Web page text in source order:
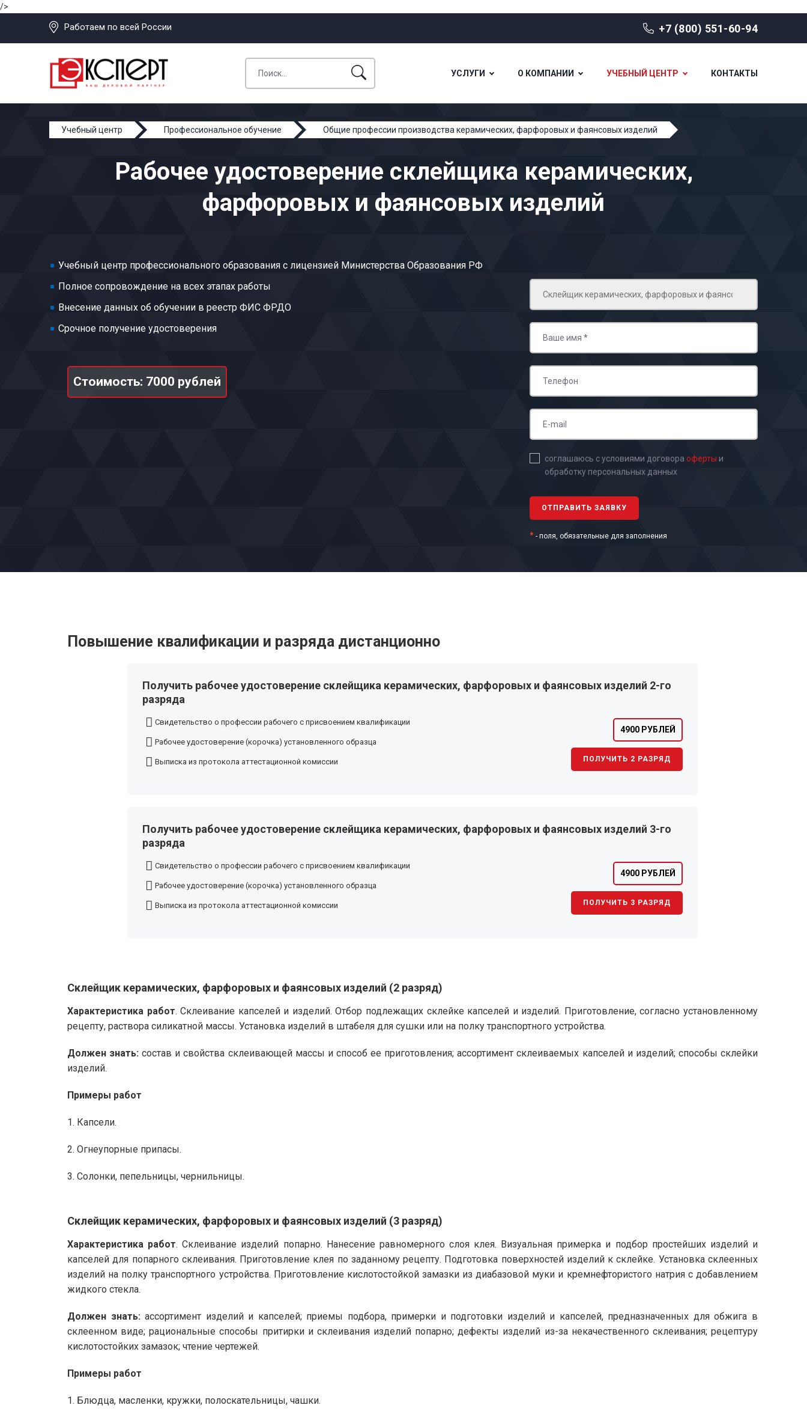
/>
Работаем по всей России +7 (800) 551-60-94
УСЛУГИ О КОМПАНИИ УЧЕБНЫЙ ЦЕНТР КОНТАКТЫ
Учебный центр Профессиональное обучение
Общие профессии производства керамических, фарфоровых и фаянсовых изделий
Рабочее удостоверение склейщика керамических,
фарфоровых и фаянсовых изделий
Учебный центр профессионального образования с лицензией Министерства Образования РФ
Полное сопровождение на всех этапах работы
Внесение данных об обучении в реестр ФИС ФРДО
Срочное получение удостоверения
Стоимость: 7000 рублей
соглашаюсь с условиями договора оферты и
обработку персональных данных
* - поля, обязательные для заполнения
Повышение квалификации и разряда дистанционно
Получить рабочее удостоверение склейщика керамических, фарфоровых и фаянсовых изделий 2-го
разряда
Свидетельство о профессии рабочего с присвоением квалификации
Рабочее удостоверение (корочка) установленного образца
Выписка из протокола аттестационной комиссии
4900 РУБЛЕЙ
ПОЛУЧИТЬ 2 РАЗРЯД
Получить рабочее удостоверение склейщика керамических, фарфоровых и фаянсовых изделий 3-го
разряда
Свидетельство о профессии рабочего с присвоением квалификации
Рабочее удостоверение (корочка) установленного образца
Выписка из протокола аттестационной комиссии
4900 РУБЛЕЙ
ПОЛУЧИТЬ 3 РАЗРЯД
Склейщик керамических, фарфоровых и фаянсовых изделий (2 разряд)
Характеристика работ. Склеивание капселей и изделий. Отбор подлежащих склейке капселей и изделий. Приготовление, согласно установленному
рецепту, раствора силикатной массы. Установка изделий в штабеля для сушки или на полку транспортного устройства.
Должен знать: состав и свойства склеивающей массы и способ ее приготовления; ассортимент склеиваемых капселей и изделий; способы склейки
изделий.
Примеры работ
1. Капсели.
2. Огнеупорные припасы.
3. Солонки, пепельницы, чернильницы.
Склейщик керамических, фарфоровых и фаянсовых изделий (3 разряд)
Характеристика работ. Склеивание изделий попарно. Нанесение равномерного слоя клея. Визуальная примерка и подбор простейших изделий и
капселей для попарного склеивания. Приготовление клея по заданному рецепту. Подготовка поверхностей изделий к склейке. Установка склеенных
изделий на полку транспортного устройства. Приготовление кислотостойкой замазки из диабазовой муки и кремнефтористого натрия с добавлением
жидкого стекла.
Должен знать:ассортимент изделий и капселей; приемы подбора, примерки и подготовки изделий и капселей, предназначенных для обжига в
склеенном виде; рациональные способы притирки и склеивания изделий попарно; дефекты изделий из-за некачественного склеивания; рецептуру
кислотостойких замазок; чтение чертежей.
Примеры работ
1. Блюдца, масленки, кружки, полоскательницы, чашки.